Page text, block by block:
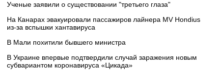
Ученые заявили о существовании "третьего глаза"
На Канарах эвакуировали пассажиров лайнера MV Hondius
из‑за вспышки хантавируса
В Мали похитили бывшего министра
В Украине впервые подтвердили случай заражения новым
субвариантом коронавируса «Цикада»